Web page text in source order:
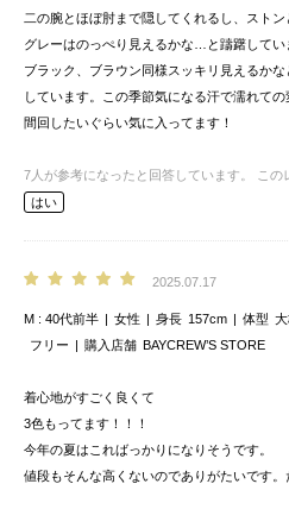
二の腕とほぼ肘まで隠してくれるし、スト
グレーはのっぺり見えるかな…と躊躇して
ブラック、ブラウン同様スッキリ見えるか
しています。この季節気になる汗で濡れて
間回したいぐらい気に入ってます！
7 人が参考になったと回答しています。
この
はい
2025.07.17
M 40代前半 女性 身長 157cm 体型
フリー
購入店舗 BAYCREW’S STORE
着心地がすごく良くて
3色もってます！！！
今年の夏はこればっかりになりそうです。
値段もそんな高くないのでありがたいです。